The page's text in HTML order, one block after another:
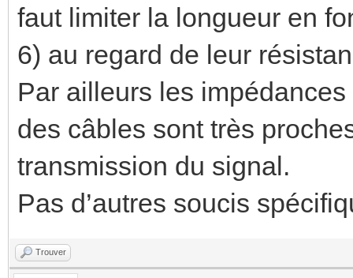
faut limiter la longueur en
6) au regard de leur
Par ailleurs les
des câbles sont très
transmission du signal.
Pas d’autres soucis
Trouver